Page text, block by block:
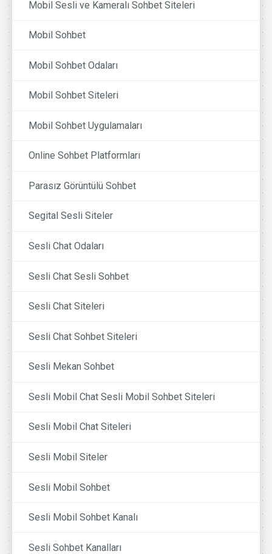
Mobil Sesli ve Kameralı Sohbet Siteleri
Mobil Sohbet
Mobil Sohbet Odaları
Mobil Sohbet Siteleri
Mobil Sohbet Uygulamaları
Online Sohbet Platformları
Parasız Görüntülü Sohbet
Segital Sesli Siteler
Sesli Chat Odaları
Sesli Chat Sesli Sohbet
Sesli Chat Siteleri
Sesli Chat Sohbet Siteleri
Sesli Mekan Sohbet
Sesli Mobil Chat Sesli Mobil Sohbet Siteleri
Sesli Mobil Chat Siteleri
Sesli Mobil Siteler
Sesli Mobil Sohbet
Sesli Mobil Sohbet Kanalı
Sesli Sohbet Kanalları